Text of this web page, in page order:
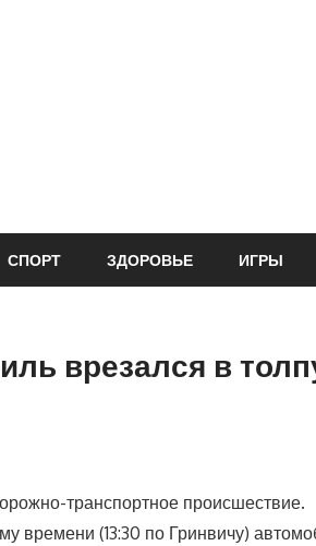
СПОРТ ЗДОРОВЬЕ ИГРЫ
врезался в
транспортное происшествие.
времени (13:30 по Гринвичу)